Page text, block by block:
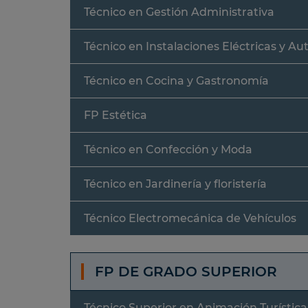
Técnico en Gestión Administrativa
Técnico en Instalaciones Eléctricas y
Técnico en Cocina y Gastronomía
FP Estética
Técnico en Confección y Moda
Técnico en Jardinería y floristería
Técnico Electromecánica de Vehículos
FP DE GRADO SUPERIOR